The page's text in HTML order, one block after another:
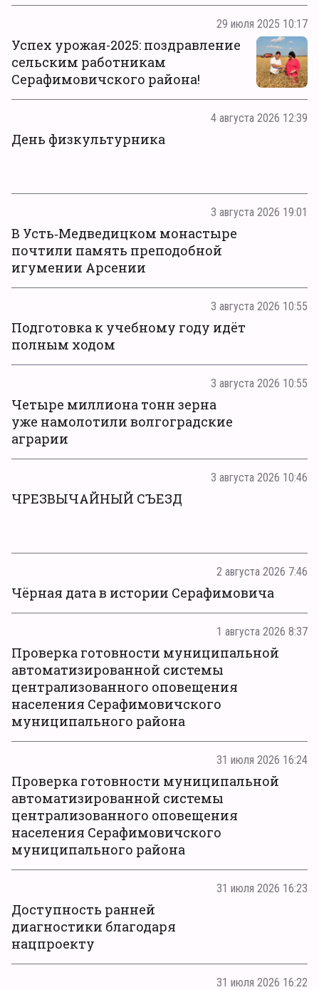
29 июля 2025 10:17
Успех урожая-2025: поздравление
сельским работникам
Серафимовичского района!
4 августа 2026 12:39
День физкультурника
3 августа 2026 19:01
В Усть‑Медведицком монастыре
почтили память преподобной
игумении Арсении
3 августа 2026 10:55
Подготовка к учебному году идёт
полным ходом
3 августа 2026 10:55
Четыре миллиона тонн зерна
уже намолотили волгоградские
аграрии
3 августа 2026 10:46
ЧРЕЗВЫЧАЙНЫЙ СЪЕЗД
2 августа 2026 7:46
Чёрная дата в истории Серафимовича
1 августа 2026 8:37
Проверка готовности муниципальной
автоматизированной системы
централизованного оповещения
населения Серафимовичского
муниципального района
31 июля 2026 16:24
Проверка готовности муниципальной
автоматизированной системы
централизованного оповещения
населения Серафимовичского
муниципального района
31 июля 2026 16:23
Доступность ранней
диагностики благодаря
нацпроекту
31 июля 2026 16:22